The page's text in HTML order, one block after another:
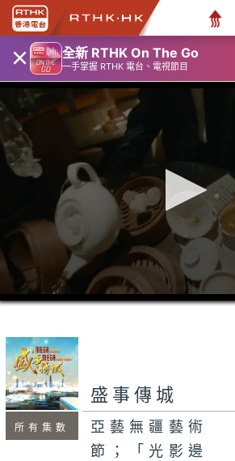
× 全新 RTHK On The Go
一手掌握 RTHK 電台、電視節目
0
seconds
minutes,
7
seconds
所有集數
盛事傳城
亞藝無疆藝術
節；「光影邊